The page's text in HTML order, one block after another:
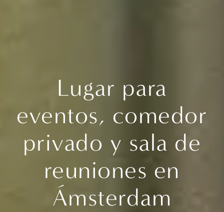
Lugar para
eventos, comedor
privado y sala de
reuniones en
Ámsterdam